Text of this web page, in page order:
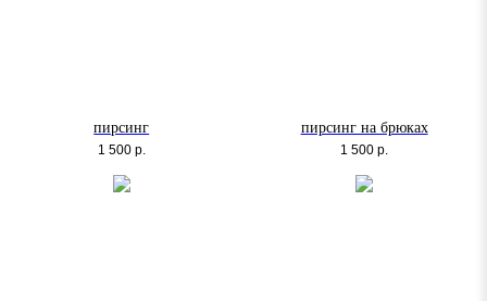
пирсинг
1 500 р.
пирсинг на брюках
1 500 р.